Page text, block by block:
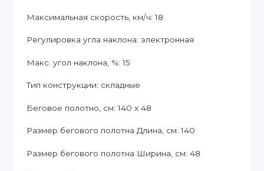
Максимальная скорость, км/ч: 18
Регулировка угла наклона: электронная
Макс. угол наклона, %: 15
Тип конструкции: складные
Беговое полотно, см: 140 х 48
Размер бегового полотна Длина, см: 140
Размер бегового полотна Ширина, см: 48